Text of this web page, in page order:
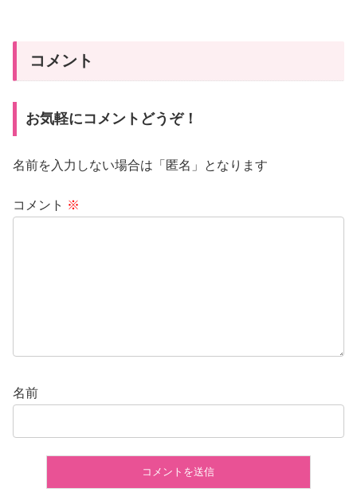
コメント
お気軽にコメントどうぞ！
名前を入力しない場合は「匿名」となります
コメント ※
名前